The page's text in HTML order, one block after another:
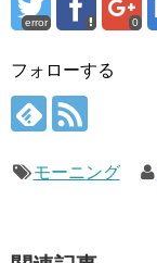
error 0
フォローする
モーニング